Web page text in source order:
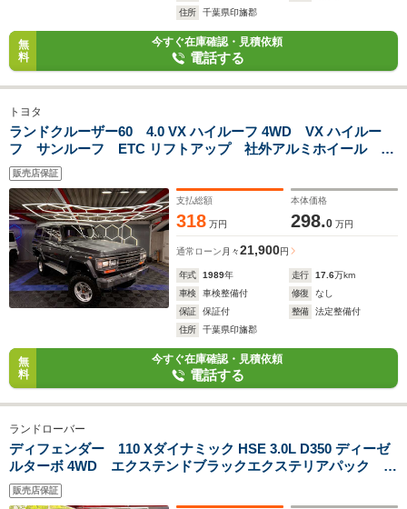
住所
千葉県印旛郡
無
料
今すぐ在庫確認・見積依頼
電話する
トヨタ
ランドクルーザー60 4.0 VX ハイルーフ 4WD VX ハイルー
フ サンルーフ ETC リフトアップ 社外アルミホイール シ
ートヒーター HIDヘッドライト シートカバー ウッドステ
アリング 4WD
販売店保証
支払総額
318 万円
本体価格
298.0 万円
通常ローン 月々21,900円
年式 1989年 走行 17.6万km
車検
車検整備付 修復
なし
保証
保証付 整備
法定整備付
住所
千葉県印旛郡
無
料
今すぐ在庫確認・見積依頼
電話する
ランドローバー
ディフェンダー 110 Xダイナミック HSE 3.0L D350 ディーゼ
ルターボ 4WD エクステンドブラックエクステリアパック キ
ャリパー塗装 22インチスタイル ワンオーナー ドラレコ前
後 サンルーフ 固定式サイドステップ マッドガード
販売店保証